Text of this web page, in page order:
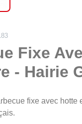
Fixe
- Hairie
fixe avec hotte